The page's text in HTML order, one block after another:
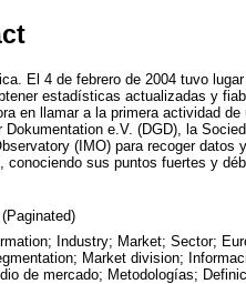
El 4 de febrero de 2004 tuvo
estadísticas actualizadas y
en llamar a la primera actividad
Dokumentation e.V. (DGD), la
(IMO) para recoger
conociendo sus puntos fuertes y
Industry; Market; Sector;
Market division;
de mercado; Metodologías;